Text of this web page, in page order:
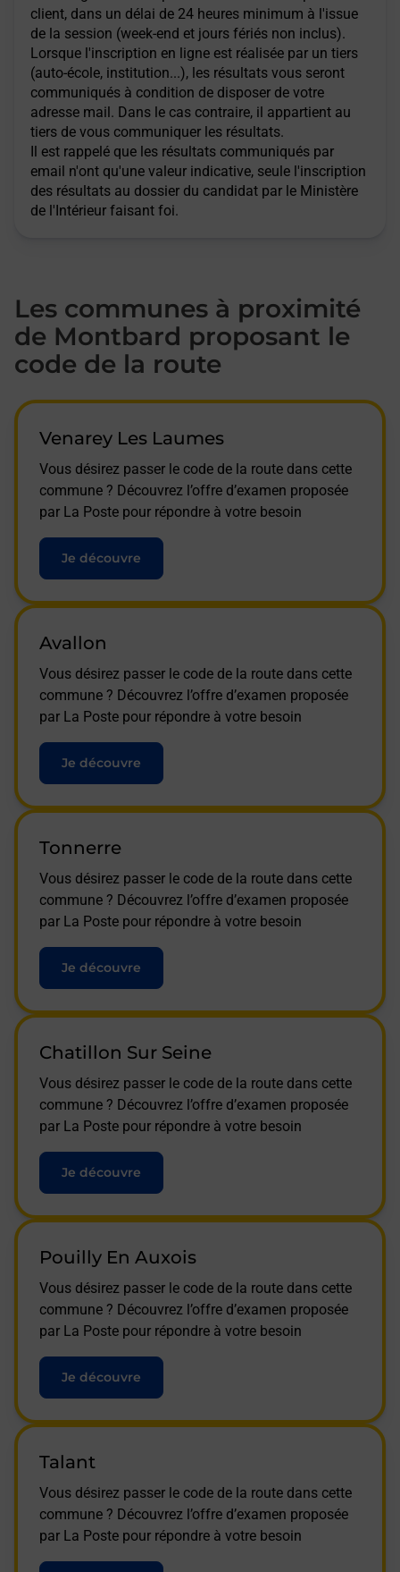
client, dans un délai de 24 heures minimum à l'issue
de la session (week-end et jours fériés non inclus).
Lorsque l'inscription en ligne est réalisée par un tiers
(auto-école, institution...), les résultats vous seront
communiqués à condition de disposer de votre
adresse mail. Dans le cas contraire, il appartient au
tiers de vous communiquer les résultats.
Il est rappelé que les résultats communiqués par
email n'ont qu'une valeur indicative, seule l'inscription
des résultats au dossier du candidat par le Ministère
de l'Intérieur faisant foi.
Les communes à proximité
de Montbard proposant le
code de la route
Venarey Les Laumes
Vous désirez passer le code de la route dans cette
commune ? Découvrez l’offre d’examen proposée
par La Poste pour répondre à votre besoin
Je découvre
Avallon
Vous désirez passer le code de la route dans cette
commune ? Découvrez l’offre d’examen proposée
par La Poste pour répondre à votre besoin
Je découvre
Tonnerre
Vous désirez passer le code de la route dans cette
commune ? Découvrez l’offre d’examen proposée
par La Poste pour répondre à votre besoin
Je découvre
Chatillon Sur Seine
Vous désirez passer le code de la route dans cette
commune ? Découvrez l’offre d’examen proposée
par La Poste pour répondre à votre besoin
Je découvre
Pouilly En Auxois
Vous désirez passer le code de la route dans cette
commune ? Découvrez l’offre d’examen proposée
par La Poste pour répondre à votre besoin
Je découvre
Talant
Vous désirez passer le code de la route dans cette
commune ? Découvrez l’offre d’examen proposée
par La Poste pour répondre à votre besoin